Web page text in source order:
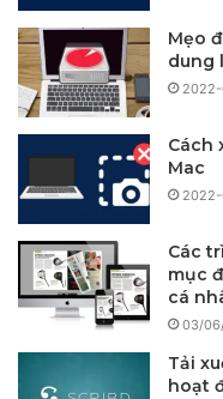
Mẹo
dung
Cách
Mac
Các
mục
cá
03/
Tải
hoạt